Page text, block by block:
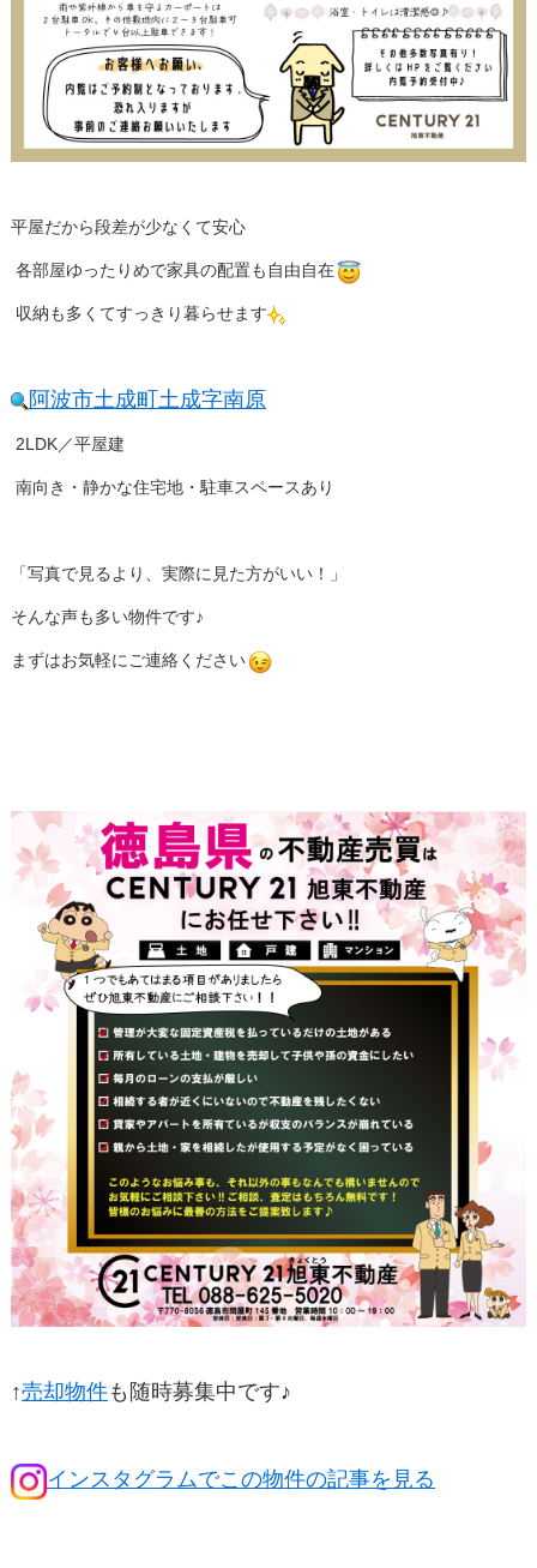
平屋だから段差が少なくて安心
各部屋ゆったりめで家具の配置も自由自在
収納も多くてすっきり暮らせます
阿波市土成町土成字南原
2LDK／平屋建
南向き・静かな住宅地・駐車スペースあり
「写真で見るより、実際に見た方がいい！」
そんな声も多い物件です♪
まずはお気軽にご連絡ください
↑売却物件も随時募集中です♪
インスタグラムでこの物件の記事を見る